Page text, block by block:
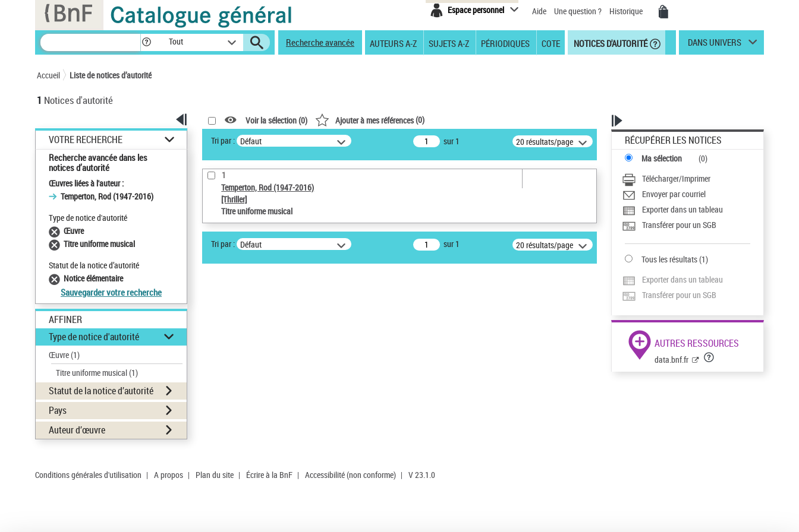
Espace personnel Aide Une question ? Historique
Tout Recherche avancée AUTEURS A-Z SUJETS A-Z PÉRIODIQUES COTE NOTICES D'AUTORITÉ DANS UNIVERS
Accueil Liste de notices d’autorité
1 Notices d'autorité
VOTRE RECHERCHE
Recherche avancée dans les
notices d’autorité
Œuvres liées à l'auteur :
Temperton, Rod (1947-2016)
Type de notice d'autorité
Œuvre
Titre uniforme musical
Statut de la notice d’autorité
Notice élémentaire
Sauvegarder votre recherche
AFFINER
Type de notice d'autorité
Œuvre(1)
Titre uniforme musical(1)
Statut de la notice d’autorité
Pays
Auteur d’œuvre
Voir la sélection (0) Ajouter à mes références(0)
Tri par : Défaut sur 1 20 résultats/page
1
Temperton, Rod (1947-2016)
[Thriller]
Titre uniforme musical
Tri par : Défaut sur 1 20 résultats/page
RÉCUPÉRER LES NOTICES
Ma sélection (0)
Télécharger/Imprimer
Envoyer par courriel
Exporter dans un tableau
Transférer pour un SGB
Tous les résultats(1)
Exporter dans un tableau
Transférer pour un SGB
AUTRES RESSOURCES
data.bnf.fr
Conditions générales d'utilisation | A propos | Plan du site | Écrire à la BnF | Accessibilité (non conforme) | V 23.1.0
Panneau de gestion des cookies